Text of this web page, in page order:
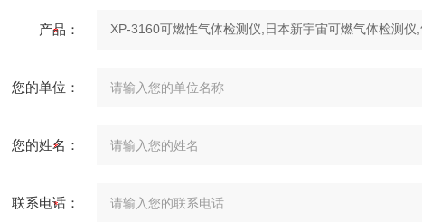
产品：
您的单位：
您的姓名：
联系电话：